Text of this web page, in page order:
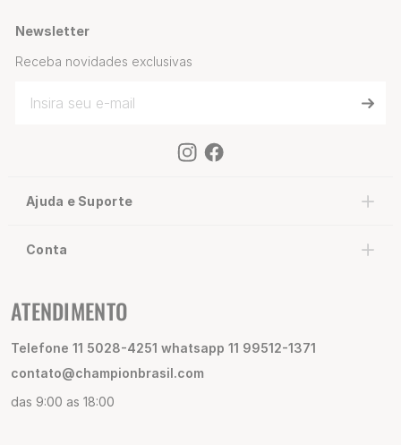
Newsletter
Receba novidades exclusivas
Ajuda e Suporte
Conta
ATENDIMENTO
Telefone 11 5028-4251 whatsapp 11 99512-1371
contato@championbrasil.com
das 9:00 as 18:00